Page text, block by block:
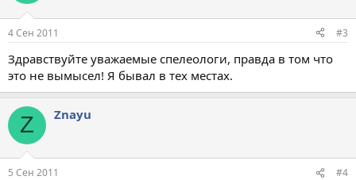
4 Сен 2011 #3
Здравствуйте уважаемые спелеологи, правда в том что
это не вымысел! Я бывал в тех местах.
Z Znayu
5 Сен 2011 #4